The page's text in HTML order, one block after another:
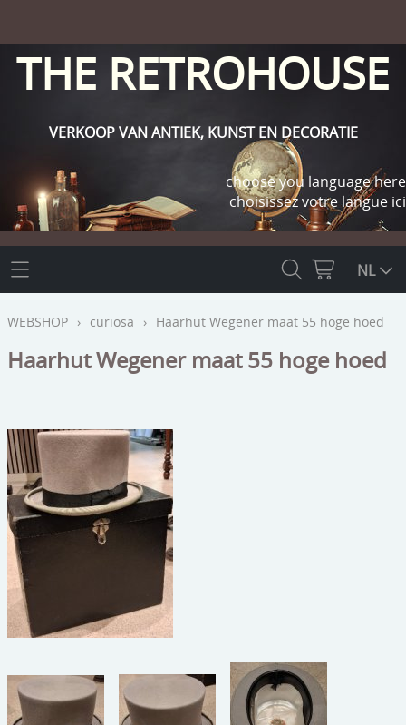
THE RETROHOUSE
VERKOOP VAN ANTIEK, KUNST EN DECORATIE
choose you language here
choisissez votre langue ici
THE RETROHOUSE
WEBSHOP
OUTLET
beelden
meubels
reclamevoorwerpen/merken
curiosa
porselein/aardewerk
medailles/munten/bankbiljetten
ets/tekening/litho/gravure
INFO
CONTACT
NL
WEBSHOP › curiosa › Haarhut Wegener maat 55 hoge hoed
Haarhut Wegener maat 55 hoge hoed